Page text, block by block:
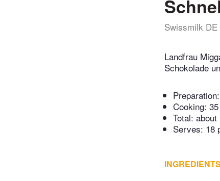
Swissmilk DE
Landfrau
Schokolade
Preparation:
Cooking:
Total: about
Serves: 18
INGREDIENTS